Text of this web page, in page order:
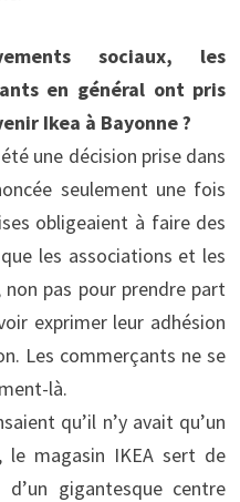
sociaux, les
en général ont pris
Ikea à Bayonne ?
une décision prise dans
seulement une fois
obligeaient à faire des
les associations et les
pas pour prendre part
exprimer leur adhésion
Les commerçants ne se
là.
qu’il n’y avait qu’un
le magasin IKEA sert de
gigantesque centre